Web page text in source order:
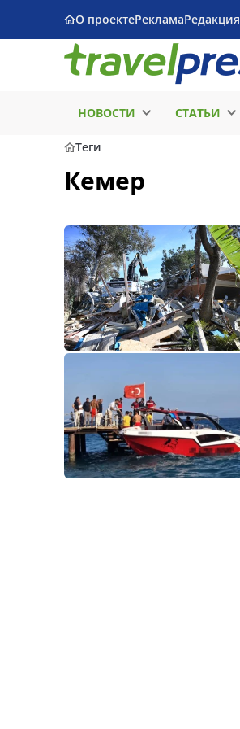
О проектеРекламаРедакция
НОВОСТИ СТАТЬИ
Теги
Кемер